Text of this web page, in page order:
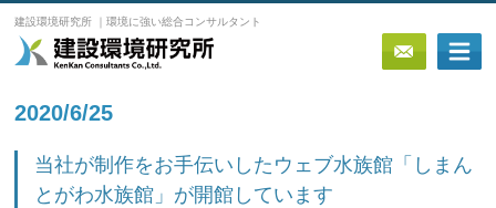
建設環境研究所 ｜環境に強い総合コンサルタント
2020/6/25
当社が制作をお手伝いしたウェブ水族館「しまん
とがわ水族館」が開館しています